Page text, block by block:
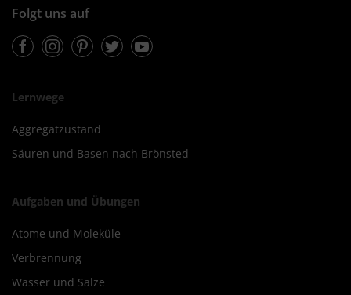
Folgt uns auf
FacebookInstagramPinterestTwitterYoutube
Lernwege
Aggregatzustand
Säuren und Basen nach Brönsted
Aufgaben und Übungen
Atome und Moleküle
Verbrennung
Wasser und Salze